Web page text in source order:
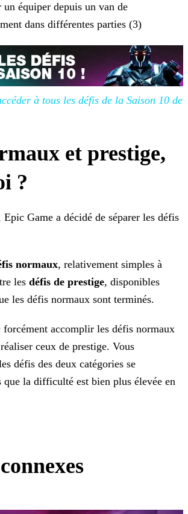
un équiper depuis un van de
dans différentes parties (3)
à tous les défis de la Saison 10 de
et prestige,
?
Game a décidé de séparer les défis
normaux, relativement simples à
les défis de prestige, disponibles
les défis normaux sont terminés.
forcément accomplir les défis normaux
ceux de prestige. Vous
défis des deux catégories se
que la difficulté est bien plus élevée en